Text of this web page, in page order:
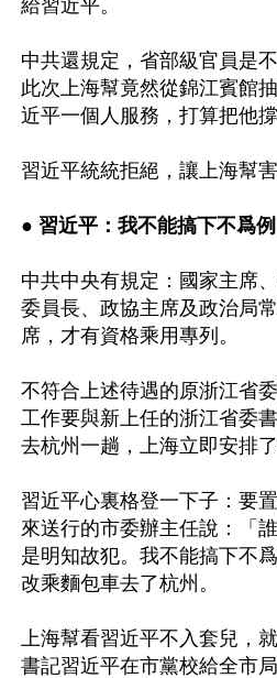
給習近平。
中共還規定，省部級官員是
此次上海幫竟然從錦江賓館
近平一個人服務，打算把他撐
習近平統統拒絕，讓上海幫害
● 習近平：我不能搞下不爲例
中共中央有規定：國家主席
委員長、政協主席及政治局
席，才有資格乘用專列。
不符合上述待遇的原浙江省
工作要與新上任的浙江省委
去杭州一趟，上海立即安排
習近平心裏格登一下子：要
來送行的市委辦主任說：「
是明知故犯。我不能搞下不
改乘麵包車去了杭州。
上海幫看習近平不入套兒，
書記習近平在市黨校給全市